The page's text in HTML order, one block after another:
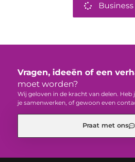
Business
Vragen, ideeën of een
moet worden?
Wij geloven in de kracht van delen. Heb
je samenwerken, of gewoon even
Praat met ons